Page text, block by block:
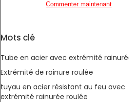
Commenter maintenant
Mots clé
Tube en acier avec extrémité rainurée
Extrémité de rainure roulée
tuyau en acier résistant au feu avec
extrémité rainurée roulée